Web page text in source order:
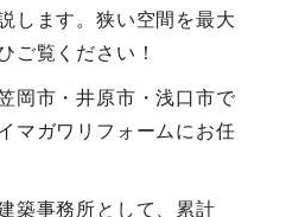
します。狭い空間を最大
ご覧ください！
岡市・井原市・浅口市で
マガワリフォームにお任
築事務所として、累計